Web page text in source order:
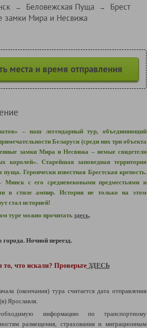
→ Беловежская Пуща → Брест
замки Мира и Несвижа
места и время отправления
– наш легендарный тур, объединяющий
Беларуси (среди них три объекта
замки Мира и Несвижа – немые свидетели
королей». Старейшая заповедная территория
Героически известная Брестская крепость.
Минск с его средневековыми предместьями и
в стиле ампир. История не только на этом
стал историей!
туре можно прочитать здесь.
Ночной переезд.
что искали? Проверьте ЗДЕСЬ
(окончания) тура считается дата отправления
Ярославля.
информацию по транспортному
размещения, страхования и миграционным